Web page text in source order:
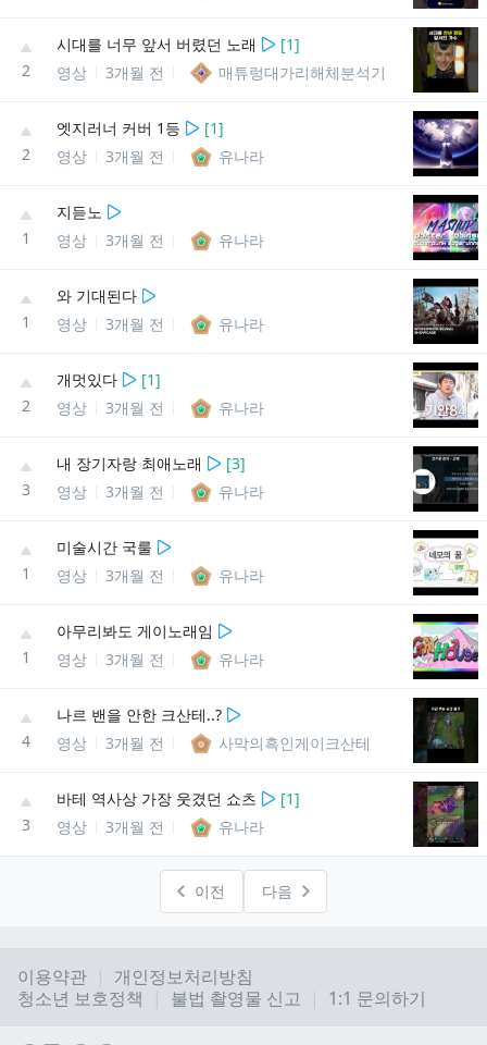
2
시대를 너무 앞서 버렸던 노래 [1]
영상
3개월 전 매튜렁대가리해체분석기
2
엣지러너 커버 1등 [1]
영상
3개월 전 유나라
1
지듣노
영상
3개월 전 유나라
1
와 기대된다
영상
3개월 전 유나라
2
개멋있다 [1]
영상
3개월 전 유나라
3
내 장기자랑 최애노래 [3]
영상
3개월 전 유나라
1
미술시간 국룰
영상
3개월 전 유나라
1
아무리봐도 게이노래임
영상
3개월 전 유나라
4
나르 밴을 안한 크산테..?
영상
3개월 전 사막의흑인게이크산테
3
바테 역사상 가장 웃겼던 쇼츠 [1]
영상
3개월 전 유나라
이전 다음
이용약관
개인정보처리방침
청소년 보호정책
불법 촬영물 신고 1:1 문의하기